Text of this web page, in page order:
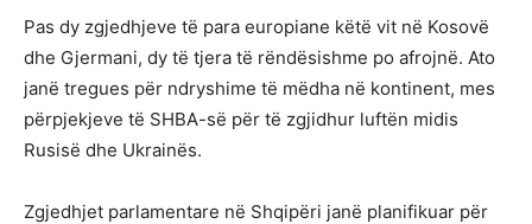
Pas dy zgjedhjeve të para europiane këtë vit në Kosovë
dhe Gjermani, dy të tjera të rëndësishme po afrojnë. Ato
janë tregues për ndryshime të mëdha në kontinent, mes
përpjekjeve të SHBA-së për të zgjidhur luftën midis
Rusisë dhe Ukrainës.
Zgjedhjet parlamentare në Shqipëri janë planifikuar për